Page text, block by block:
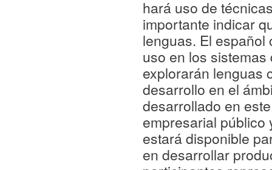
hará uso de
importante indicar
lenguas. El español
uso en los
explorarán lenguas
desarrollo en el
desarrollado en
empresarial
estará disponible
en desarrollar